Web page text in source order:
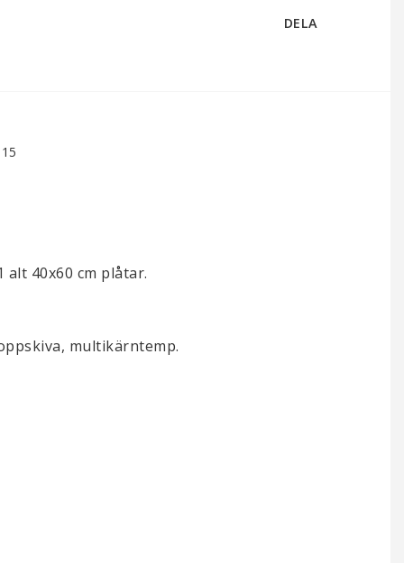
DELA
40x60 cm plåtar.
multikärntemp.